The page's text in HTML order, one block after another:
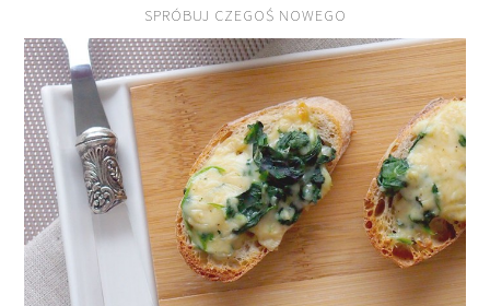
SPRÓBUJ CZEGOŚ NOWEGO